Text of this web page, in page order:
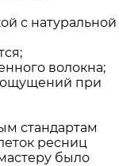
с натуральной
волокна;
при
стандартам
ресниц
было